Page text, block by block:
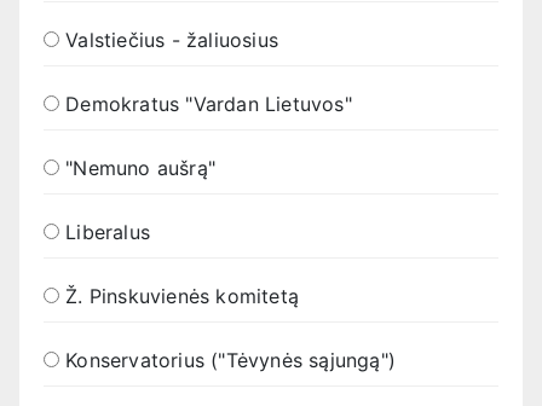
Valstiečius - žaliuosius
Demokratus "Vardan Lietuvos"
"Nemuno aušrą"
Liberalus
Ž. Pinskuvienės komitetą
Konservatorius ("Tėvynės sąjungą")